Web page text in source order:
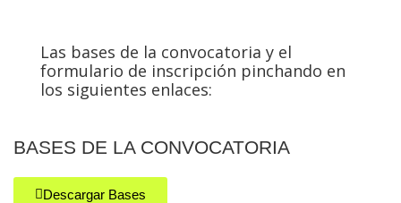
Las bases de la convocatoria y el
formulario de inscripción pinchando en
los siguientes enlaces:
BASES DE LA CONVOCATORIA
Descargar Bases